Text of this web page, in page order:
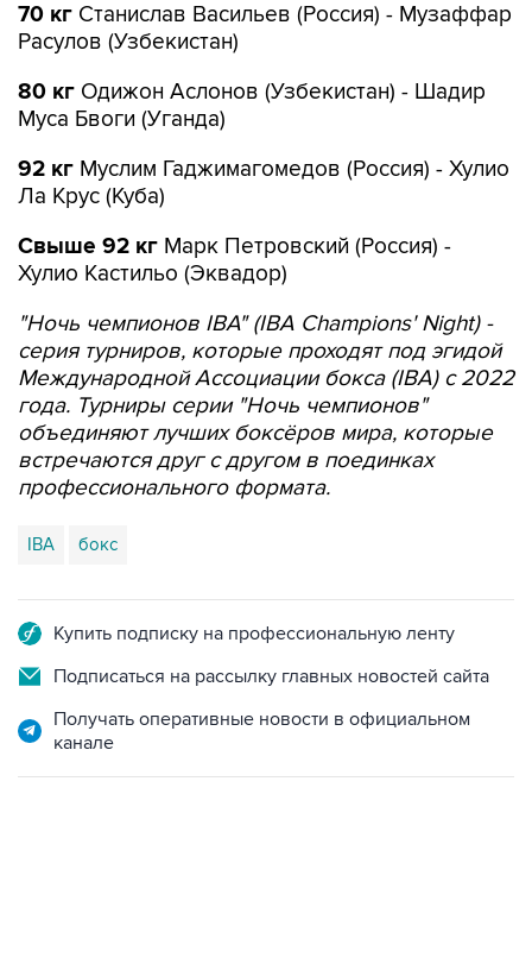
70 кг Станислав Васильев (Россия) - Музаффар
Расулов (Узбекистан)
80 кг Одижон Аслонов (Узбекистан) - Шадир
Муса Бвоги (Уганда)
92 кг Муслим Гаджимагомедов (Россия) - Хулио
Ла Крус (Куба)
Свыше 92 кг Марк Петровский (Россия) -
Хулио Кастильо (Эквадор)
"Ночь чемпионов IBA" (IBA Champions' Night) -
серия турниров, которые проходят под эгидой
Международной Ассоциации бокса (IBA) с 2022
года. Турниры серии "Ночь чемпионов"
объединяют лучших боксёров мира, которые
встречаются друг с другом в поединках
профессионального формата.
IBA бокс
Купить подписку на профессиональную ленту
Подписаться на рассылку главных новостей сайта
Получать оперативные новости в официальном
канале